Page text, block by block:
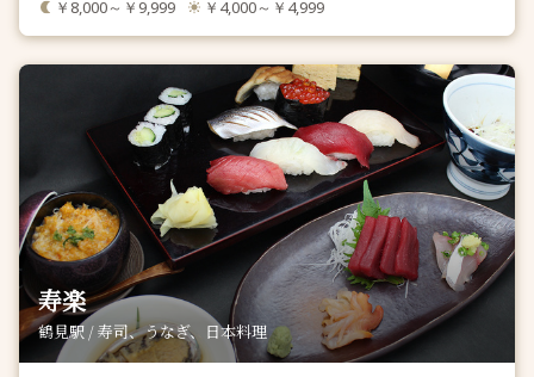
￥8,000～￥9,999 ￥4,000～￥4,999
寿楽
鶴見駅 / 寿司、うなぎ、日本料理